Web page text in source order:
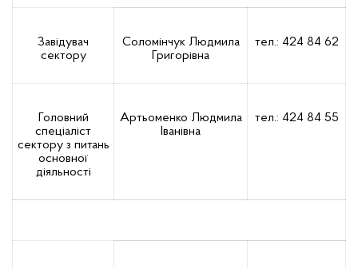
Завідувач
сектору
Соломінчук Людмила
Григорівна
тел.: 424 84 62
Головний
спеціаліст
сектору з питань
основної
діяльності
Артьоменко Людмила
Іванівна
тел.: 424 84 55